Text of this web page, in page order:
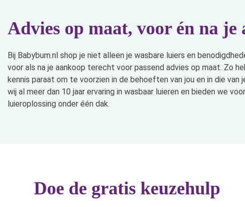
Advies op maat, voor én na je
Bij Babybum.nl shop je niet alleen je wasbare luiers en
voor als na je aankoop terecht voor passend advies op maat. Zo
kennis paraat om te voorzien in de behoeften van jou en in die van
wij al meer dan 10 jaar ervaring in wasbaar luieren en bieden we
luieroplossing onder één dak.
Doe de gratis keuzehulp